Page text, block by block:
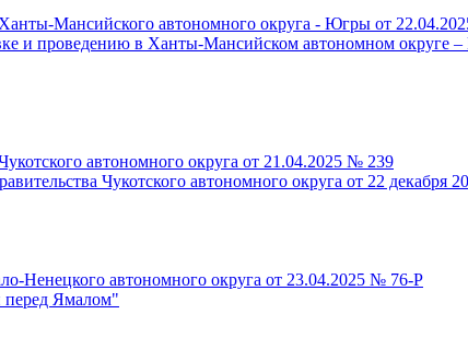
Мансийского автономного округа - Югры от
и проведению в Ханты-Мансийском автономном округе –
автономного округа от 21.04.2025 № 239
Чукотского автономного округа от 22 декабря
Ненецкого автономного округа от 23.04.2025 № 76-Р
перед Ямалом"